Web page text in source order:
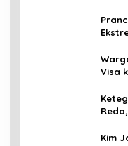
Visa
Kim